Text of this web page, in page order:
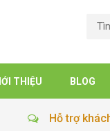
THIỆU BLOG
Hỗ trợ